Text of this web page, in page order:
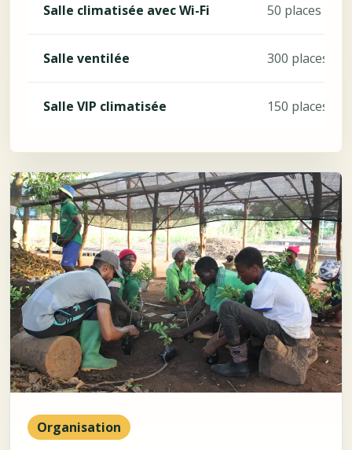
Salle climatisée avec Wi-Fi 50 places
Salle ventilée 300 places
Salle VIP climatisée 150 places
Organisation